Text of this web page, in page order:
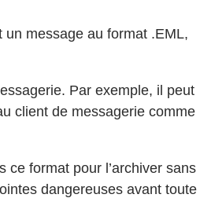
un message au format .EML,
Par exemple, il peut
client de messagerie comme
ce format pour l’archiver sans
dangereuses avant toute